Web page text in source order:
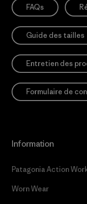
FAQs
Guide des tailles
Entretien des
Formulaire de
Information
Patagonia Action
Worn Wear